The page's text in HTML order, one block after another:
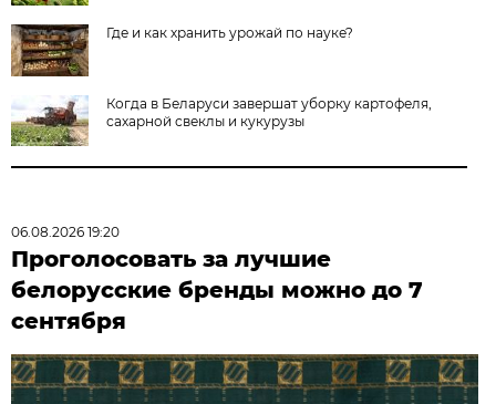
Где и как хранить урожай по науке?
Когда в Беларуси завершат уборку картофеля,
сахарной свеклы и кукурузы
06.08.2026 19:20
Проголосовать за лучшие
белорусские бренды можно до 7
сентября